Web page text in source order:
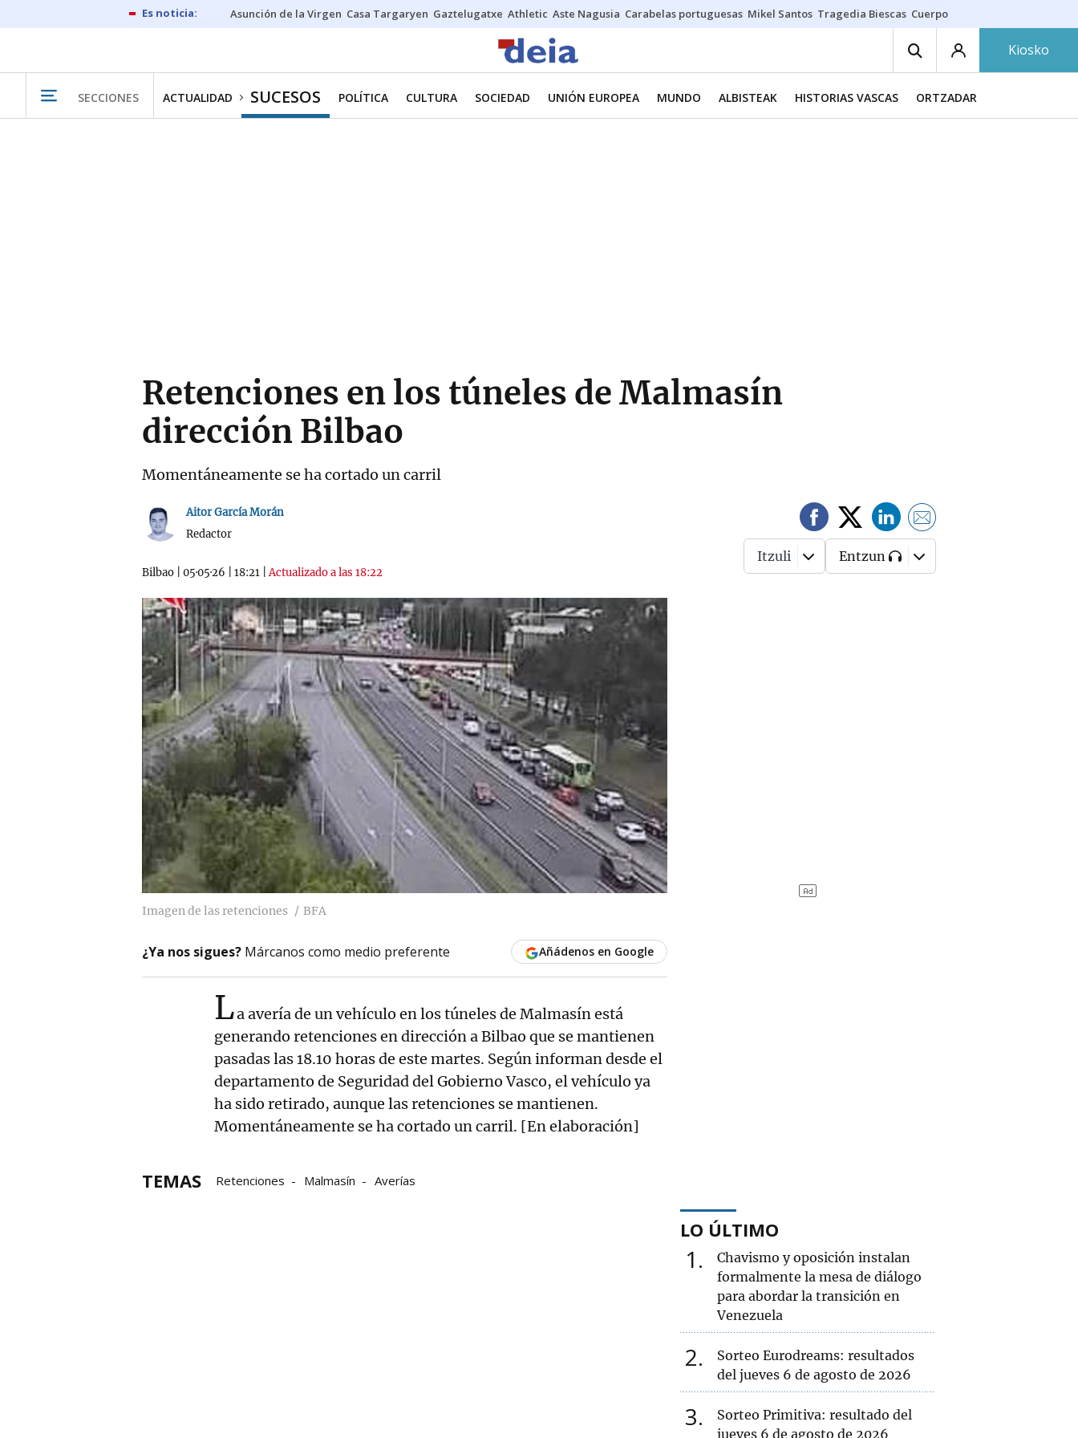
Asunción de la Virgen Casa Targaryen Gaztelugatxe Athletic Aste Nagusia Carabelas portuguesas Mikel Santos Tragedia Biescas Cuerpo ría
Kiosko
SECCIONES ACTUALIDAD SUCESOS POLÍTICA CULTURA SOCIEDAD UNIÓN EUROPEA MUNDO ALBISTEAK HISTORIAS VASCAS ORTZADAR
Retenciones en los túneles de Malmasín
dirección Bilbao
Momentáneamente se ha cortado un carril
Aitor García Morán
Redactor
Bilbao 05·05·26 18:21 |Actualizado a las 18:22
Itzuli Entzun
Imagen de las retenciones BFA
¿Ya nos sigues? Márcanos como medio preferente Añádenos en Google
La avería de un vehículo en los túneles de Malmasín está
generando retenciones en dirección a Bilbao que se mantienen
pasadas las 18.10 horas de este martes. Según informan desde el
departamento de Seguridad del Gobierno Vasco, el vehículo ya
ha sido retirado, aunque las retenciones se mantienen.
Momentáneamente se ha cortado un carril. [En elaboración]
TEMAS Retenciones Malmasín Averías
LO ÚLTIMO
1
Chavismo y oposición instalan
formalmente la mesa de diálogo
para abordar la transición en
Venezuela
2
Sorteo Eurodreams: resultados
del jueves 6 de agosto de 2026
3
Sorteo Primitiva: resultado del
jueves 6 de agosto de 2026